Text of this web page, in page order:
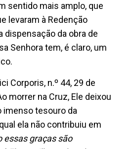
sentido mais amplo, que
levaram à Redenção
dispensação da obra de
Senhora tem, é claro, um
Corporis, n.º 44, 29 de
morrer na Cruz, Ele deixou
imenso tesouro da
ela não contribuiu em
essas graças são